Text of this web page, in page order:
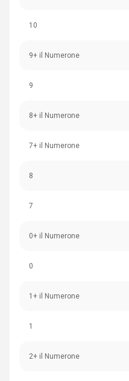
10
9+ il Numerone
9
8+ il Numerone
7+ il Numerone
8
7
0+ il Numerone
0
1+ il Numerone
1
2+ il Numerone